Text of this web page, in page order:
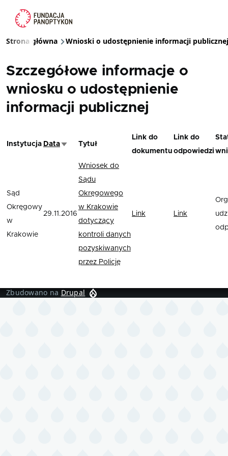
Ścieżka nawigacyjna
Strona główna Wnioski o udostępnienie informacji publicznej
Szczegółowe informacje o
wniosku o udostępnienie
informacji publicznej
Instytucja DataSortuj rosnąco
Tytuł
Link do
dokumentu
Link do
odpowiedzi
Sąd
Okręgowy
w
Krakowie
29.11.2016
Wniosek do
Sądu
Okręgowego
w Krakowie
dotyczący
kontroli danych
pozyskiwanych
przez Policję
Link Link
Zbudowano na Drupal